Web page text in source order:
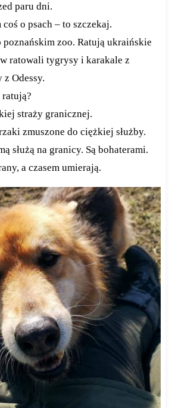
paru dni.
o psach – to szczekaj.
poznańskim zoo. Ratują ukraińskie
ratowali tygrysy i karakale z
Odessy.
straży granicznej.
zmuszone do ciężkiej służby.
służą na granicy. Są bohaterami.
a czasem umierają.